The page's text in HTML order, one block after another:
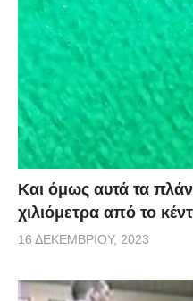
Και όμως αυτά τα
χιλιόμετρα από το
16 ΔΕΚΕΜΒΡΊΟΥ, 2023